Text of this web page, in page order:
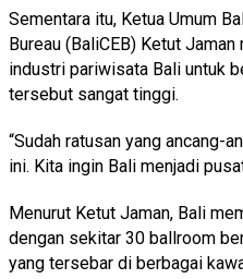
Sementara itu, Ketua Umum
Bureau (BaliCEB) Ketut
industri pariwisata Bali untuk
tersebut sangat tinggi.
“Sudah ratusan yang ancang-
ini. Kita ingin Bali menjadi
Menurut Ketut Jaman, Bali
dengan sekitar 30 ballroom
yang tersebar di berbagai